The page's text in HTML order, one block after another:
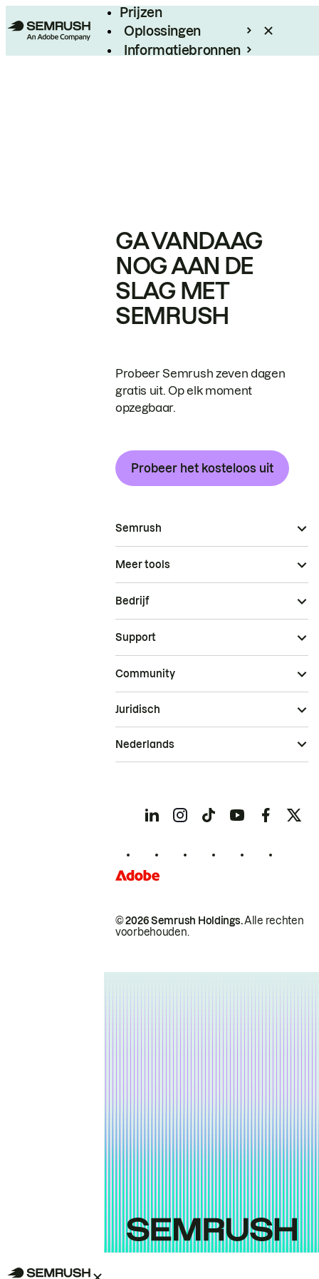
Prijzen
Oplossingen
Informatiebronnen
GA VANDAAG
NOG AAN DE
SLAG MET
SEMRUSH
Probeer Semrush zeven dagen
gratis uit. Op elk moment
opzegbaar.
Probeer het kosteloos uit
Semrush
Meer tools
Bedrijf
Support
Community
© 2026 Semrush Holdings.Alle rechten
voorbehouden.
Juridisch
Nederlands